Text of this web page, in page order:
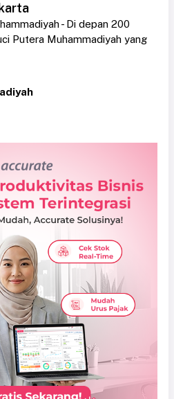
- Di depan 200
Putera Muhammadiyah yang